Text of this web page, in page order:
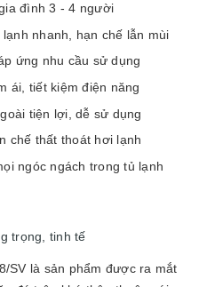
đình 3 - 4 người
nhanh, hạn chế lẫn mùi
ứng nhu cầu sử dụng
ái, tiết kiệm điện năng
tiện lợi, dễ sử dụng
chế thất thoát hơi lạnh
ngóc ngách trong tủ lạnh
trọng, tinh tế
SV là sản phẩm được ra mắt